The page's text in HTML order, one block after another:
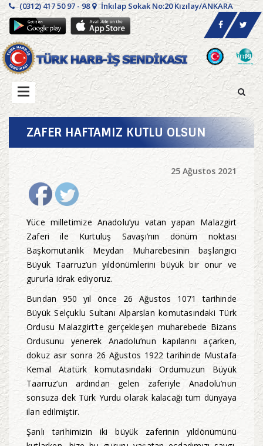
(0312) 417 50 97 - 98 İnkılap Sokak No:20 Kızılay/ANKARA
ZAFER HAFTAMIZ KUTLU OLSUN
25 Ağustos 2021
Yüce milletimize Anadolu’yu vatan yapan Malazgirt
Zaferi ile Kurtuluş Savaşı’nın dönüm noktası
Başkomutanlık Meydan Muharebesinin başlangıcı
Büyük Taarruz’un yıldönümlerini büyük bir onur ve
gururla idrak ediyoruz.
Bundan 950 yıl önce 26 Ağustos 1071 tarihinde
Büyük Selçuklu Sultanı Alparslan komutasındaki Türk
Ordusu Malazgirt’te gerçekleşen muharebede Bizans
Ordusunu yenerek Anadolu’nun kapılarını açarken,
dokuz asır sonra 26 Ağustos 1922 tarihinde Mustafa
Kemal Atatürk komutasındaki Ordumuzun Büyük
Taarruz’un ardından gelen zaferiyle Anadolu’nun
sonsuza dek Türk Yurdu olarak kalacağı tüm dünyaya
ilan edilmiştir.
Şanlı tarihimizin iki büyük zaferinin yıldönümünü